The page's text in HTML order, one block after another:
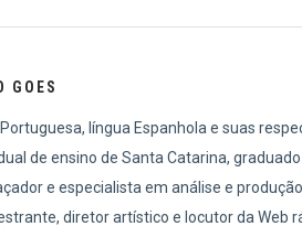
GOES
língua Espanhola e suas
de ensino de Santa Catarina,
e especialista em análise e
diretor artístico e locutor da Web